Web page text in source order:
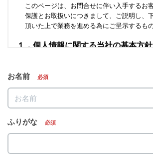
お名前 必須
ふりがな 必須